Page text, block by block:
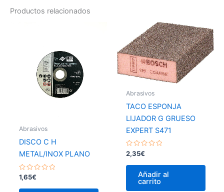
Productos relacionados
Abrasivos
DISCO C H
METAL/INOX PLANO
Valorado
con
0
1,65€
Abrasivos
TACO ESPONJA
LIJADOR G GRUESO
EXPERT S471
Valorado
con
0
2,35€
Añadir al
carrito